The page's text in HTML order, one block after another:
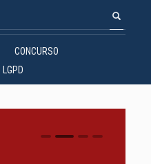
CONCURSO
LGPD
0 1 2